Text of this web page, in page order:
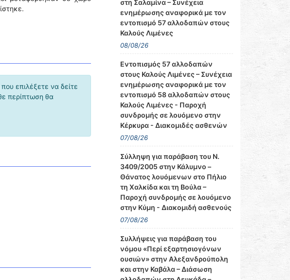
επιλέξετε να δείτε
περίπτωση θα
στη Σαλαμίνα – Συνέχεια
ενημέρωσης αναφορικά με τον
εντοπισμό 57 αλλοδαπών στους
Καλούς Λιμένες
08/08/26
Εντοπισμός 57 αλλοδαπών
στους Καλούς Λιμένες – Συνέχεια
ενημέρωσης αναφορικά με τον
εντοπισμό 58 αλλοδαπών στους
Καλούς Λιμένες - Παροχή
συνδρομής σε λουόμενο στην
Κέρκυρα - Διακομιδές ασθενών
07/08/26
Σύλληψη για παράβαση του Ν.
3409/2005 στην Κάλυμνο –
Θάνατος λουόμενων στο Πήλιο
τη Χαλκίδα και τη Βούλα –
Παροχή συνδρομής σε λουόμενο
στην Κύμη - Διακομιδή ασθενούς
07/08/26
Συλλήψεις για παράβαση του
νόμου «Περί εξαρτησιογόνων
ουσιών» στην Αλεξανδρούπολη
και στην Καβάλα – Διάσωση